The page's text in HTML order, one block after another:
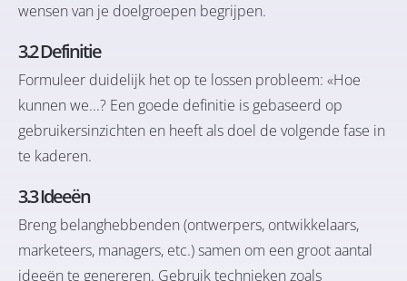
wensen van je doelgroepen begrijpen.
3.2 Definitie
Formuleer duidelijk het op te lossen probleem: «Hoe
kunnen we...? Een goede definitie is gebaseerd op
gebruikersinzichten en heeft als doel de volgende fase in
te kaderen.
3.3 Ideeën
Breng belanghebbenden (ontwerpers, ontwikkelaars,
marketeers, managers, etc.) samen om een groot aantal
ideeën te genereren. Gebruik technieken zoals